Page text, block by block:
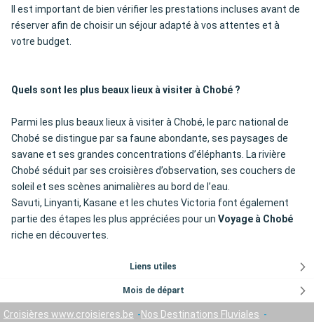
Il est important de bien vérifier les prestations incluses avant de
réserver afin de choisir un séjour adapté à vos attentes et à
votre budget.
Quels sont les plus beaux lieux à visiter à Chobé ?
Parmi les plus beaux lieux à visiter à Chobé, le parc national de
Chobé se distingue par sa faune abondante, ses paysages de
savane et ses grandes concentrations d’éléphants. La rivière
Chobé séduit par ses croisières d’observation, ses couchers de
soleil et ses scènes animalières au bord de l’eau.
Savuti, Linyanti, Kasane et les chutes Victoria font également
partie des étapes les plus appréciées pour un Voyage à Chobé
riche en découvertes.
Liens utiles
Mois de départ
Croisières www.croisieres.be
Nos Destinations Fluviales